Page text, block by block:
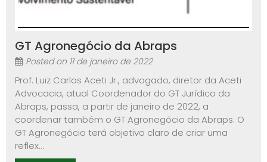
GT Agronegócio da Abraps
Posted on 11 de janeiro de 2022
Prof. Luiz Carlos Aceti Jr., advogado, diretor da Aceti
Advocacia, atual Coordenador do GT Jurídico da
Abraps, passa, a partir de janeiro de 2022, a
coordenar também o GT Agronegócio da Abraps. O
GT Agronegócio terá objetivo claro de criar uma
reflex...